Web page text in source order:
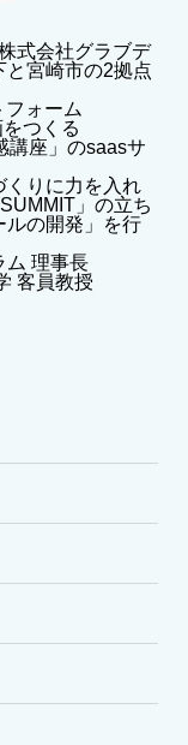
式会社グラブデ
宮崎市の2拠点
ォーム
つくる
講座」のsaasサ
くりに力を入れ
」の立ち
ルの開発」を行
ム 理事長
客員教授